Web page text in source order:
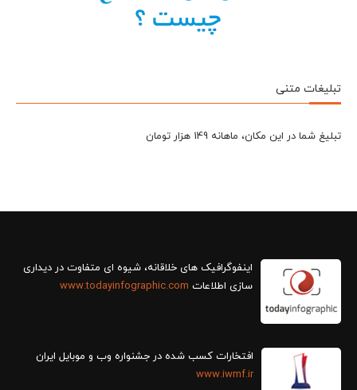
تبلیغات متنی
تبلیغ شما در این مکان، ماهانه 149 هزار تومان
سازی اطلاعات www.todayinfographic.com
افتخارات کسب شده در جشنواره وب و موبایل ایران
www.iwmf.ir